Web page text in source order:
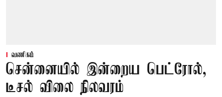
வணிகம்
சென்னையில் இன்றைய பெட்ரோல்,
டீசல் விலை நிலவரம்